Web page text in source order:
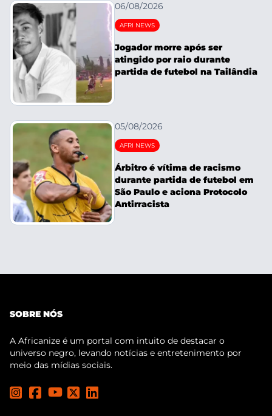
06/08/2026
AFRI NEWS
Jogador morre após ser
atingido por raio durante
partida de futebol na Tailândia
05/08/2026
AFRI NEWS
Árbitro é vítima de racismo
durante partida de futebol em
São Paulo e aciona Protocolo
Antirracista
SOBRE NÓS
A Africanize é um portal com intuito de destacar o
universo negro, levando notícias e entretenimento por
meio das mídias sociais.